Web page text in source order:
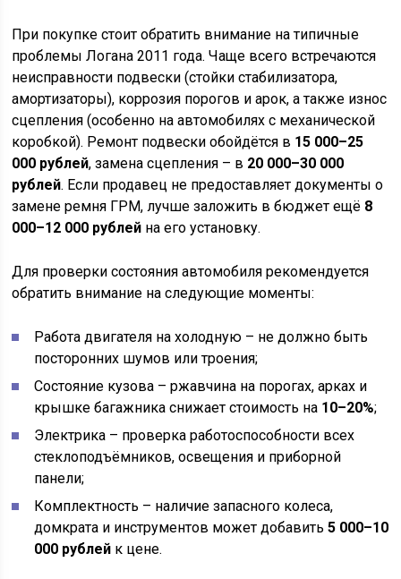
При покупке стоит обратить внимание на типичные
проблемы Логана 2011 года. Чаще всего встречаются
неисправности подвески (стойки стабилизатора,
амортизаторы), коррозия порогов и арок, а также износ
сцепления (особенно на автомобилях с механической
коробкой). Ремонт подвески обойдётся в 15 000–25
000 рублей, замена сцепления – в 20 000–30 000
рублей. Если продавец не предоставляет документы о
замене ремня ГРМ, лучше заложить в бюджет ещё 8
000–12 000 рублей на его установку.
Для проверки состояния автомобиля рекомендуется
обратить внимание на следующие моменты:
Работа двигателя на холодную – не должно быть
посторонних шумов или троения;
Состояние кузова – ржавчина на порогах, арках и
крышке багажника снижает стоимость на 10–20%;
Электрика – проверка работоспособности всех
стеклоподъёмников, освещения и приборной
панели;
Комплектность – наличие запасного колеса,
домкрата и инструментов может добавить5 000–10
000 рублей к цене.